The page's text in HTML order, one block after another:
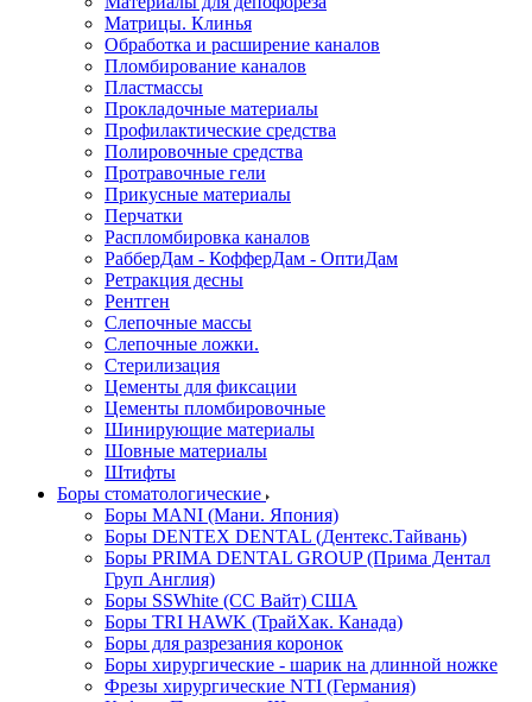
Матрицы. Клинья
Обработка и расширение каналов
Пломбирование каналов
Пластмассы
Прокладочные материалы
Профилактические средства
Полировочные средства
Протравочные гели
Прикусные материалы
Перчатки
Распломбировка каналов
РабберДам - КофферДам - ОптиДам
Ретракция десны
Рентген
Слепочные массы
Слепочные ложки.
Стерилизация
Цементы для фиксации
Цементы пломбировочные
Шинирующие материалы
Шовные материалы
Штифты
Боры стоматологические
Боры MANI (Мани. Япония)
Боры DENTEX DENTAL (Дентекс.Тайвань)
Боры PRIMA DENTAL GROUP (Прима Дентал
Груп Англия)
Боры SSWhite (СС Вайт) США
Боры TRI HAWK (ТрайХак. Канада)
Боры для разрезания коронок
Боры хирургические - шарик на длинной ножке
Фрезы хирургические NTI (Германия)